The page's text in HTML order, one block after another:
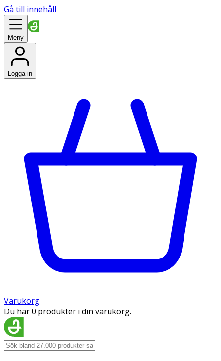
Gå till innehåll
Meny
Logga in
Varukorg
Du har 0 produkter i din varukorg.